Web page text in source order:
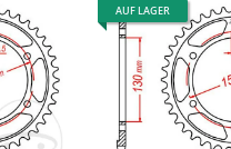
AUF LAGER